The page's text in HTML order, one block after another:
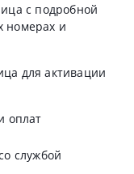
с подробной
номерах и
для активации
оплат
службой